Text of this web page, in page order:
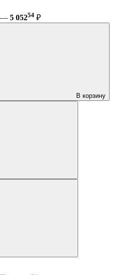
— 5 05254 ₽
В корзину